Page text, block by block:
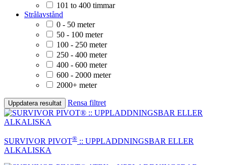
101 to 400 timmar
Strålavstånd
0 - 50 meter
50 - 100 meter
100 - 250 meter
250 - 400 meter
400 - 600 meter
600 - 2000 meter
2000+ meter
Uppdatera resultat Rensa filtret
SURVIVOR PIVOT® :: UPPLADDNINGSBAR ELLER
ALKALISKA